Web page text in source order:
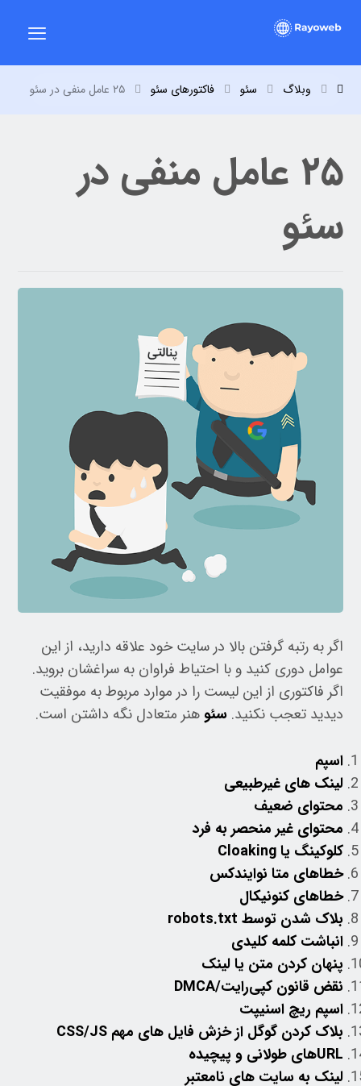
وبلاگ سئو فاکتورهای سئو ۲۵ عامل منفی در سئو
۲۵ عامل منفی در
سئو
اگر به رتبه گرفتن بالا در سایت خود علاقه دارید، از این
عوامل دوری کنید و با احتیاط فراوان به سراغشان بروید.
اگر فاکتوری از این لیست را در موارد مربوط به موفقیت
دیدید تعجب نکنید. سئو هنر متعادل نگه داشتن است.
اسپم
لینک های غیرطبیعی
محتوای ضعیف
محتوای غیر منحصر به فرد
کلوکینگ یا Cloaking
خطاهای متا نوایندکس
خطاهای کنونیکال
بلاک شدن توسط robots.txt
انباشت کلمه کلیدی
پنهان کردن متن یا لینک
نقض قانون کپی‌رایت/DMCA
اسپم ریچ اسنیپت
بلاک کردن گوگل از خزش فایل های مهم CSS/JS
URLهای طولانی و پیچیده
لینک به سایت های نامعتبر